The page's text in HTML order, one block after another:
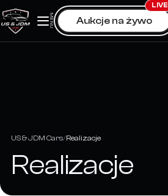
Skip
to
content
MENU Aukcje na żywo
LIVE
US & JDM Cars Realizacje
Realizacje